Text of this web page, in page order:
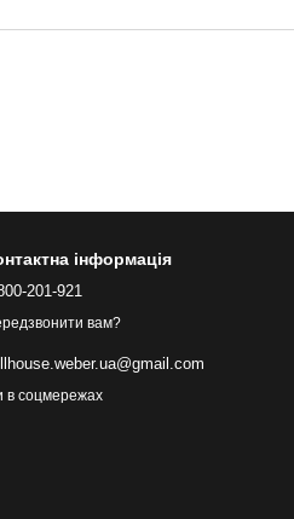
інформація
201-921
вам?
в соцмережах